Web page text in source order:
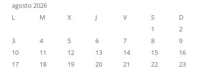
agosto 2026
L
M X J V S
D
1
2
3
4 5 6 7 8
9
10
11 12 13 14 15
16
17
18 19 20 21 22
23